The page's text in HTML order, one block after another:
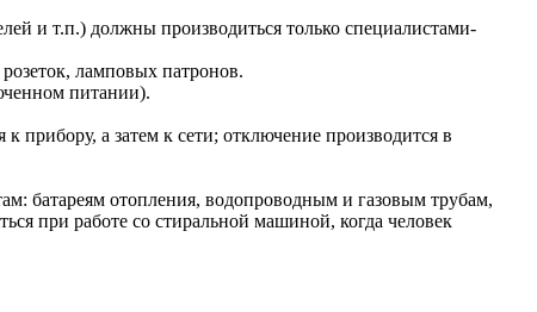
и т.п.) должны производиться только специалистами-
ламповых патронов.
питании).
прибору, а затем к сети; отключение производится в
батареям отопления, водопроводным и газовым трубам,
при работе со стиральной машиной, когда человек